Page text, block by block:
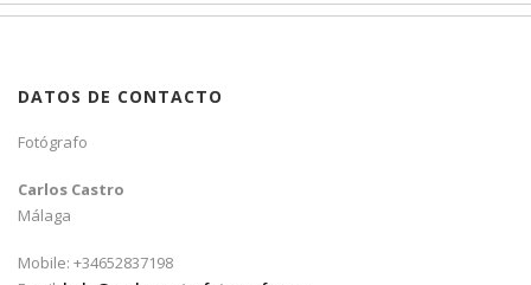
DATOS DE CONTACTO
Fotógrafo
Carlos Castro
Málaga
Mobile: +34652837198